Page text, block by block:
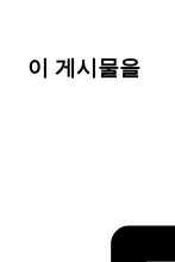
이 게시물을